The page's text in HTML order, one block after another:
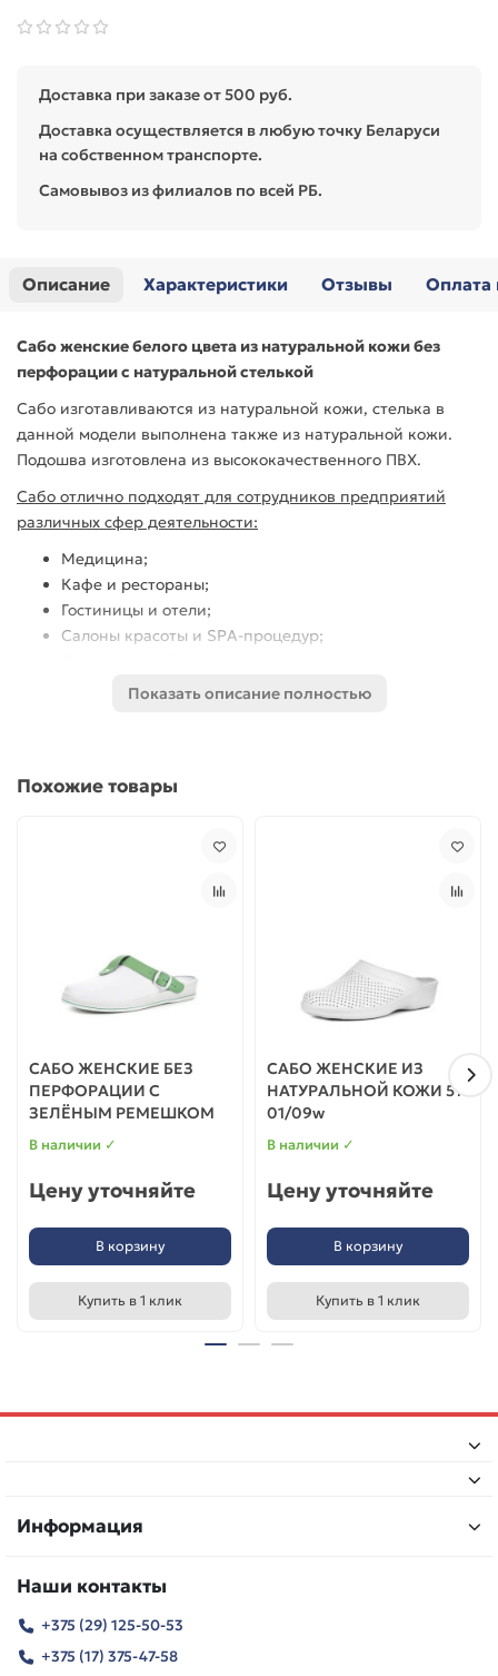
Доставка при заказе от 500 руб.
Доставка осуществляется в любую точку Беларуси
на собственном транспорте.
Самовывоз из филиалов по всей РБ.
Описание Характеристики Отзывы Оплата
Сабо женскиебелого цвета из натуральной кожи без
перфорации с натуральной стелькой
Сабо изготавливаются из натуральной кожи, стелька в
данной модели выполнена также из натуральной кожи.
Подошва изготовлена из высококачественного ПВХ.
Сабо отлично подходят для сотрудников предприятий
различных сфер деятельности:
Медицина;
Кафе и рестораны;
Гостиницы и отели;
Салоны красоты и SPA-процедур;
а также для использования в повседневной жизни.
Показать описание полностью
Похожие товары
САБО ЖЕНСКИЕ БЕЗ
ПЕРФОРАЦИИ С
ЗЕЛЁНЫМ РЕМЕШКОМ
В наличии ✓
Цену уточняйте
В корзину
Купить в 1 клик
САБО ЖЕНСКИЕ ИЗ
НАТУРАЛЬНОЙ КОЖИ 51-
01/09w
В наличии ✓
Цену уточняйте
В корзину
Купить в 1 клик
Информация
Наши контакты
+375 (29) 125-50-53
+375 (17) 375-47-58